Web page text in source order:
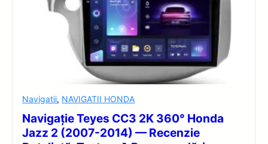
Navigatii, NAVIGATII HONDA
Navigație Teyes CC3 2K 360° Honda
Jazz 2 (2007-2014) — Recenzie